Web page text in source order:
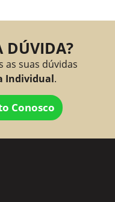
DÚVIDA?
as suas dúvidas
Individual.
Conosco